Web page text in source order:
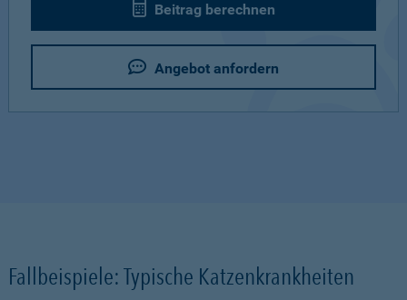
Beitrag berechnen
Angebot anfordern
Fallbeispiele: Typische Katzenkrankheiten